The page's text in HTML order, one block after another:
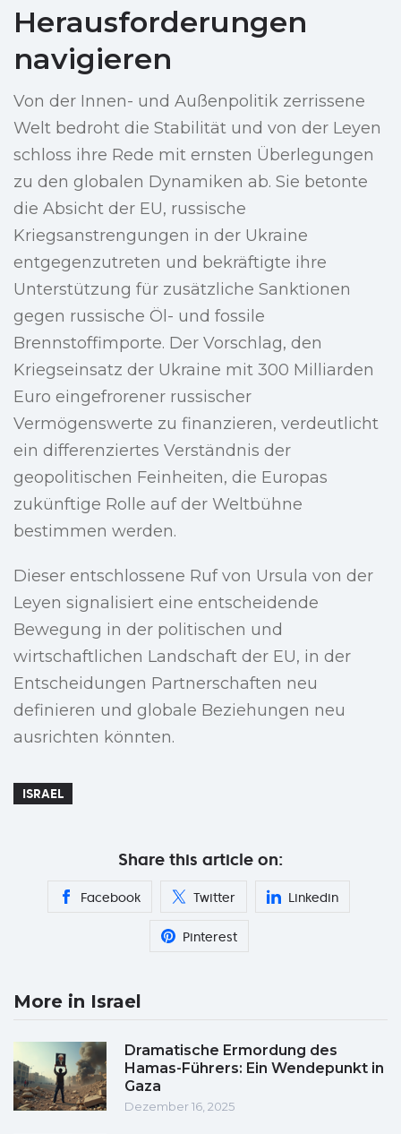
Herausforderungen
navigieren
Von der Innen- und Außenpolitik zerrissene
Welt bedroht die Stabilität und von der Leyen
schloss ihre Rede mit ernsten Überlegungen
zu den globalen Dynamiken ab. Sie betonte
die Absicht der EU, russische
Kriegsanstrengungen in der Ukraine
entgegenzutreten und bekräftigte ihre
Unterstützung für zusätzliche Sanktionen
gegen russische Öl- und fossile
Brennstoffimporte. Der Vorschlag, den
Kriegseinsatz der Ukraine mit 300 Milliarden
Euro eingefrorener russischer
Vermögenswerte zu finanzieren, verdeutlicht
ein differenziertes Verständnis der
geopolitischen Feinheiten, die Europas
zukünftige Rolle auf der Weltbühne
bestimmen werden.
Dieser entschlossene Ruf von Ursula von der
Leyen signalisiert eine entscheidende
Bewegung in der politischen und
wirtschaftlichen Landschaft der EU, in der
Entscheidungen Partnerschaften neu
definieren und globale Beziehungen neu
ausrichten könnten.
ISRAEL
Share this article on:
Facebook Twitter Linkedin
Pinterest
More in Israel
Dramatische Ermordung des
Hamas-Führers: Ein Wendepunkt in
Gaza
Dezember 16, 2025